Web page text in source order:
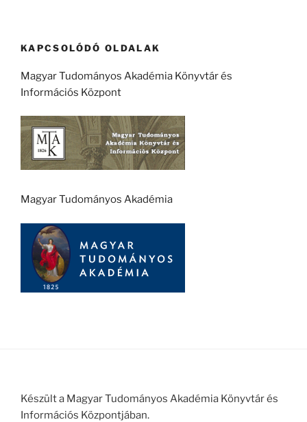
KAPCSOLÓDÓ OLDALAK
Magyar Tudományos Akadémia Könyvtár és
Információs Központ
Magyar Tudományos Akadémia
Készült a Magyar Tudományos Akadémia Könyvtár és
Információs Központjában.